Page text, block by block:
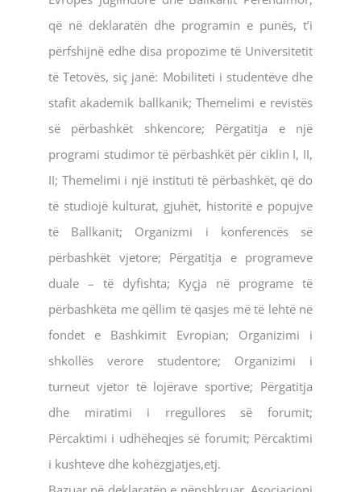
që në deklaratën dhe programin e punës, t’i
përfshijnë edhe disa propozime të Universitetit
të Tetovës, siç janë: Mobiliteti i studentëve dhe
stafit akademik ballkanik; Themelimi e revistës
së përbashkët shkencore; Përgatitja e një
programi studimor të përbashkët për ciklin I, II,
II; Themelimi i një instituti të përbashkët, që do
të studiojë kulturat, gjuhët, historitë e popujve
të Ballkanit; Organizmi i konferencës së
përbashkët vjetore; Përgatitja e programeve
duale – të dyfishta; Kyçja në programe të
përbashkëta me qëllim të qasjes më të lehtë në
fondet e Bashkimit Evropian; Organizimi i
shkollës verore studentore; Organizimi i
turneut vjetor të lojërave sportive; Përgatitja
dhe miratimi i rregullores së forumit;
Përcaktimi i udhëheqjes së forumit; Përcaktimi
i kushteve dhe kohëzgjatjes,etj.